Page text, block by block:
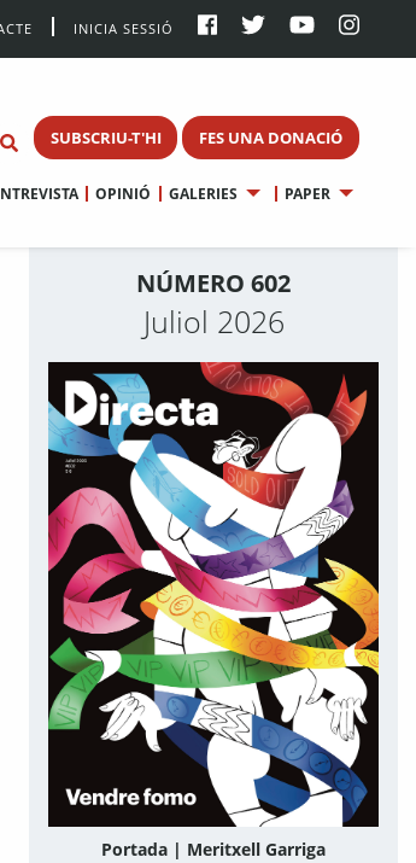
INICIA SESSIÓ
SUBSCRIU-T'HI FES UNA DONACIÓ
OPINIÓ GALERIES PAPER
NÚMERO 602
Juliol 2026
Portada | Meritxell Garriga